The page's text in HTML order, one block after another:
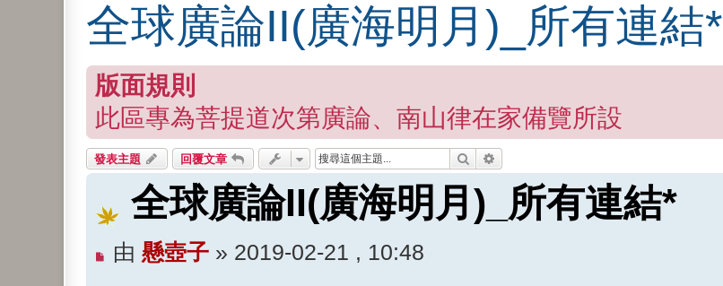
全球廣論II(廣海明月)_所有連結*
版面規則
此區專為菩提道次第廣論、南山律在家備覽所設
發表主題 回覆文章 搜尋
全球廣論II(廣海明月)_所有連結*
未
由 懸壺子» 2019-02-21 , 10:48